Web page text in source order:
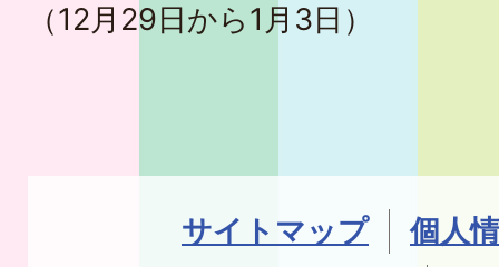
（12月29日から1月3日）
サイトマップ
個人